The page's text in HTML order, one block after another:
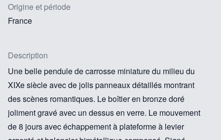
Origine et période
France
Description
Une belle pendule de carrosse miniature du milieu du
XIXe siècle avec de jolis panneaux détaillés montrant
des scènes romantiques. Le boîtier en bronze doré
joliment gravé avec un dessus en verre. Le mouvement
de 8 jours avec échappement à plateforme à levier